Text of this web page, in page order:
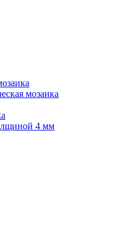
мозаика
4 мм